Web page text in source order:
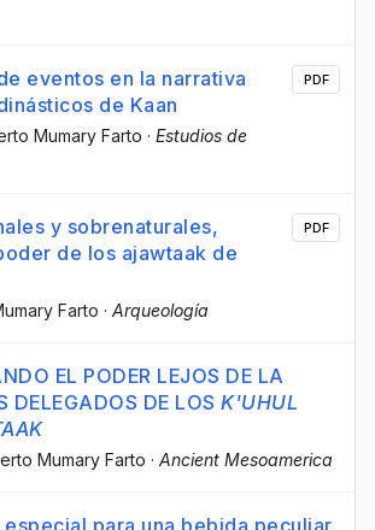
eventos en la narrativa
de Kaan
Mumary Farto · Estudios de
PDF
y sobrenaturales,
de los ajawtaak de
Farto · Arqueología
PDF
EL PODER LEJOS DE LA
DELEGADOS DE LOS K'UHUL
Mumary Farto · Ancient Mesoamerica